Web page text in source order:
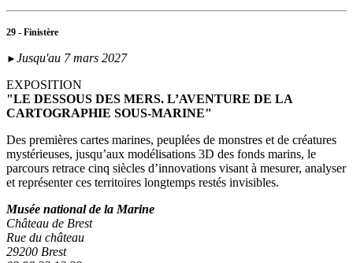
29 - Finistère
► Jusqu'au 7 mars 2027
EXPOSITION
"LE DESSOUS DES MERS. L’AVENTURE DE LA
CARTOGRAPHIE SOUS-MARINE"
Des premières cartes marines, peuplées de monstres et de créatures
mystérieuses, jusqu’aux modélisations 3D des fonds marins, le
parcours retrace cinq siècles d’innovations visant à mesurer, analyser
et représenter ces territoires longtemps restés invisibles.
Musée national de la Marine
Château de Brest
Rue du château
29200 Brest